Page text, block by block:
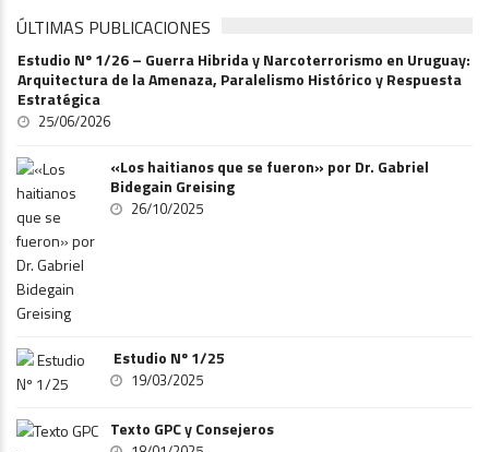
ÚLTIMAS PUBLICACIONES
Estudio Nº 1/26 – Guerra Hibrida y Narcoterrorismo en Uruguay:
Arquitectura de la Amenaza, Paralelismo Histórico y Respuesta
Estratégica
25/06/2026
«Los haitianos que se fueron» por Dr. Gabriel
Bidegain Greising
26/10/2025
Estudio Nº 1/25
19/03/2025
Texto GPC y Consejeros